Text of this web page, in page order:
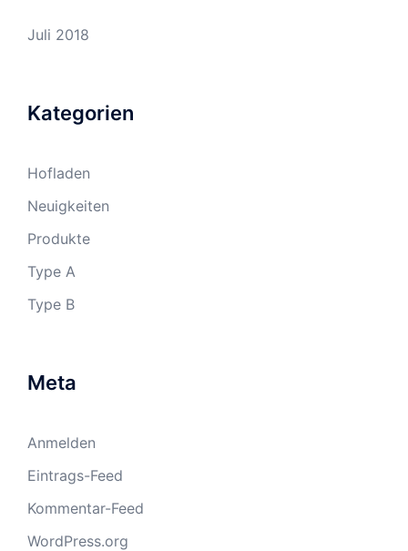
Juli 2018
Kategorien
Hofladen
Neuigkeiten
Produkte
Type A
Type B
Meta
Anmelden
Eintrags-Feed
Kommentar-Feed
WordPress.org